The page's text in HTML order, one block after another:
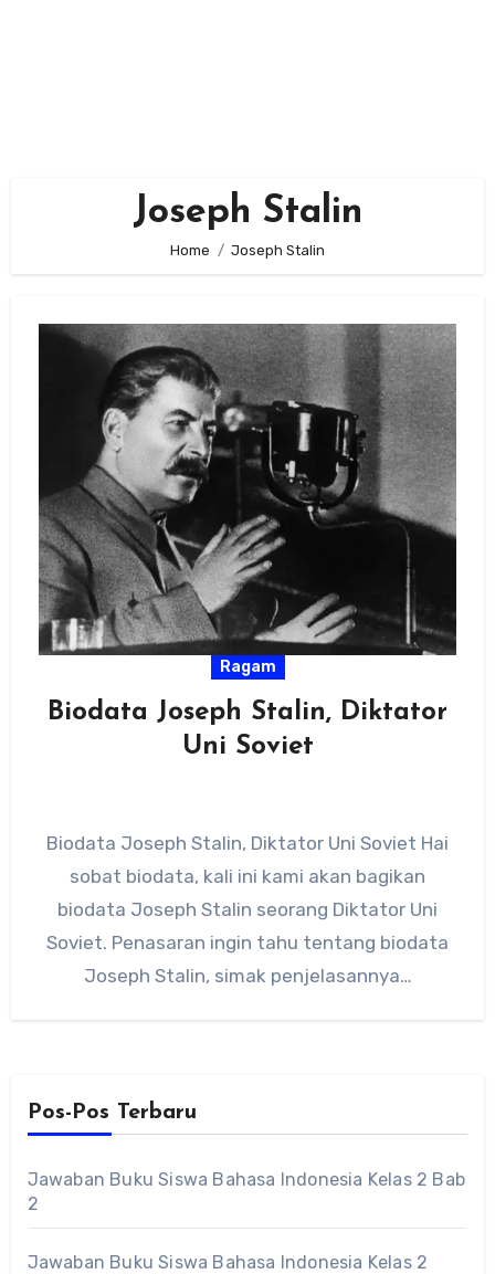
Joseph Stalin
Home Joseph Stalin
Ragam
Biodata Joseph Stalin, Diktator
Uni Soviet
Biodata Joseph Stalin, Diktator Uni Soviet Hai
sobat biodata, kali ini kami akan bagikan
biodata Joseph Stalin seorang Diktator Uni
Soviet. Penasaran ingin tahu tentang biodata
Joseph Stalin, simak penjelasannya…
Pos-Pos Terbaru
Jawaban Buku Siswa Bahasa Indonesia Kelas 2 Bab
2
Jawaban Buku Siswa Bahasa Indonesia Kelas 2